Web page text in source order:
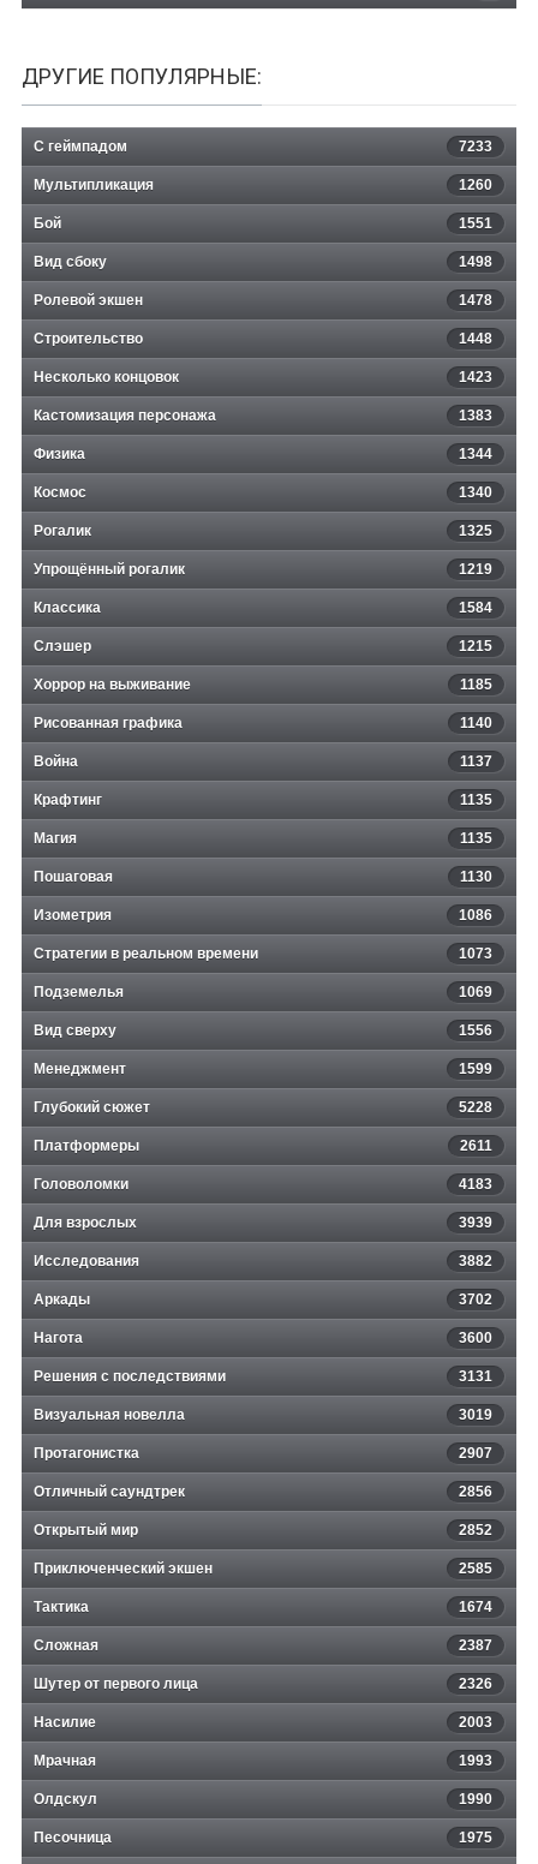
ДРУГИЕ ПОПУЛЯРНЫЕ:
С геймпадом 7233
Мультипликация 1260
Бой 1551
Вид сбоку 1498
Ролевой экшен 1478
Строительство 1448
Несколько концовок 1423
Кастомизация персонажа 1383
Физика 1344
Космос 1340
Рогалик 1325
Упрощённый рогалик 1219
Классика 1584
Слэшер 1215
Хоррор на выживание 1185
Рисованная графика 1140
Война 1137
Крафтинг 1135
Магия 1135
Пошаговая 1130
Изометрия 1086
Стратегии в реальном времени 1073
Подземелья 1069
Вид сверху 1556
Менеджмент 1599
Глубокий сюжет 5228
Платформеры 2611
Головоломки 4183
Для взрослых 3939
Исследования 3882
Аркады 3702
Нагота 3600
Решения с последствиями 3131
Визуальная новелла 3019
Протагонистка 2907
Отличный саундтрек 2856
Открытый мир 2852
Приключенческий экшен 2585
Тактика 1674
Сложная 2387
Шутер от первого лица 2326
Насилие 2003
Мрачная 1993
Олдскул 1990
Песочница 1975